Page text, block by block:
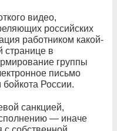
видео,
российских
работником какой-
странице в
группы
письмо
России.
санкцией,
— иначе